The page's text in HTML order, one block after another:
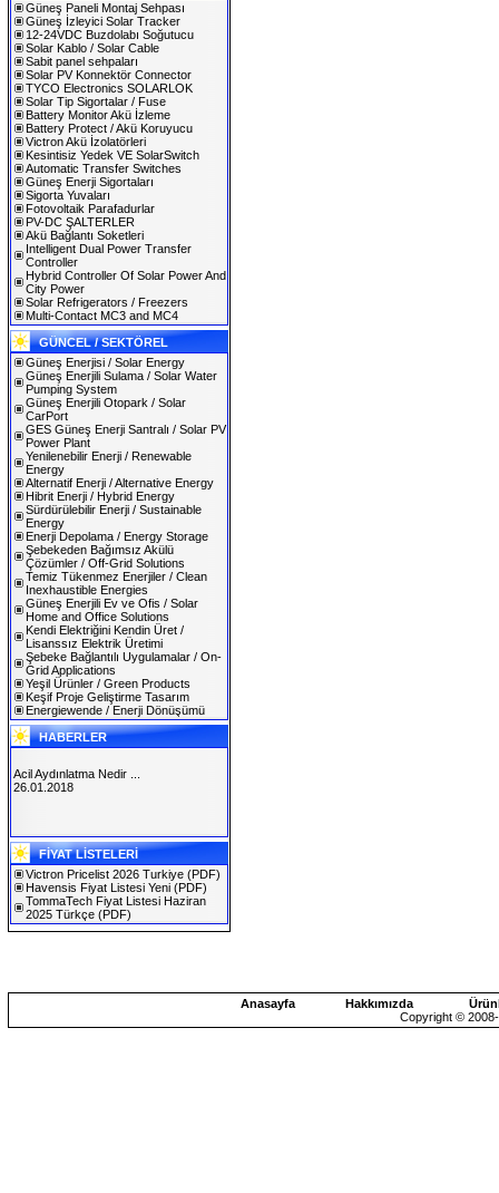
Güneş Paneli Montaj Sehpası
Güneş İzleyici Solar Tracker
12-24VDC Buzdolabı Soğutucu
Solar Kablo / Solar Cable
Sabit panel sehpaları
Solar PV Konnektör Connector
TYCO Electronics SOLARLOK
Solar Tip Sigortalar / Fuse
Battery Monitor Akü İzleme
Battery Protect / Akü Koruyucu
Victron Akü İzolatörleri
Kesintisiz Yedek VE SolarSwitch
Automatic Transfer Switches
Güneş Enerji Sigortaları
Sigorta Yuvaları
Fotovoltaik Parafadurlar
PV-DC ŞALTERLER
Akü Bağlantı Soketleri
Intelligent Dual Power Transfer
Controller
Hybrid Controller Of Solar Power And
City Power
Solar Refrigerators / Freezers
Multi-Contact MC3 and MC4
GÜNCEL / SEKTÖREL
Güneş Enerjisi / Solar Energy
Güneş Enerjili Sulama / Solar Water
Pumping System
Güneş Enerjili Otopark / Solar
CarPort
GES Güneş Enerji Santralı / Solar PV
Power Plant
Yenilenebilir Enerji / Renewable
Energy
Alternatif Enerji / Alternative Energy
Hibrit Enerji / Hybrid Energy
Sürdürülebilir Enerji / Sustainable
Energy
Enerji Depolama / Energy Storage
Şebekeden Bağımsız Akülü
Çözümler / Off-Grid Solutions
Temiz Tükenmez Enerjiler / Clean
Inexhaustible Energies
Güneş Enerjili Ev ve Ofis / Solar
Home and Office Solutions
Kendi Elektriğini Kendin Üret /
Lisanssız Elektrik Üretimi
Şebeke Bağlantılı Uygulamalar / On-
Grid Applications
Yeşil Ürünler / Green Products
Keşif Proje Geliştirme Tasarım
Energiewende / Enerji Dönüşümü
HABERLER
SOLAREX ISTANBUL 2019
30.01.2019
Acil Aydınlatma Nedir ...
26.01.2018
FİYAT LİSTELERİ
Victron Pricelist 2026 Turkiye (PDF)
Havensis Fiyat Listesi Yeni (PDF)
TommaTech Fiyat Listesi Haziran
2025 Türkçe (PDF)
Anasayfa Hakkımızda
Copyright ©